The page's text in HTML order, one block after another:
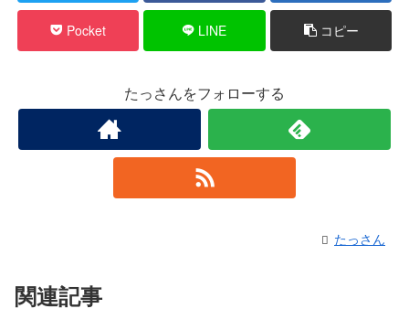
Pocket LINE コピー
たっさんをフォローする
たっさん
関連記事